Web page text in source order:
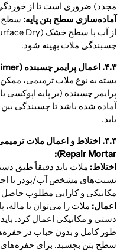
مجدد) ضروری است تا از
آماده‌سازی سطح بتن پایه: سطح
چسبندگی ملات بهینه شود.
۴.۳. اعمال پرایمر چسبنده (Bonding Primer):
بسته به نوع ملات ترمیمی،
پرایمر چسبنده (بر پایه
آماده شده باشد تا چسبندگی
یابد.
Repair Mortar):
اختلاط: ملات باید دقیقاً طبق
مکانیکی و کارایی مطلوب
اعمال:
دستی و مکانیکی اعمال کرد.
طور کامل و بدون حباب در
سطح بتن بچسبد. برای